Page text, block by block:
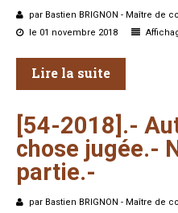
par Bastien BRIGNON - Maître de
le 01 novembre 2018
Lire la suite
[54-2018].-
chose jugée.-
partie.-
par Bastien BRIGNON - Maître de